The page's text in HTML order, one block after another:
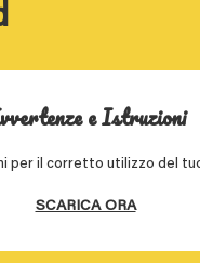
e Istruzioni
per il corretto utilizzo del
SCARICA ORA